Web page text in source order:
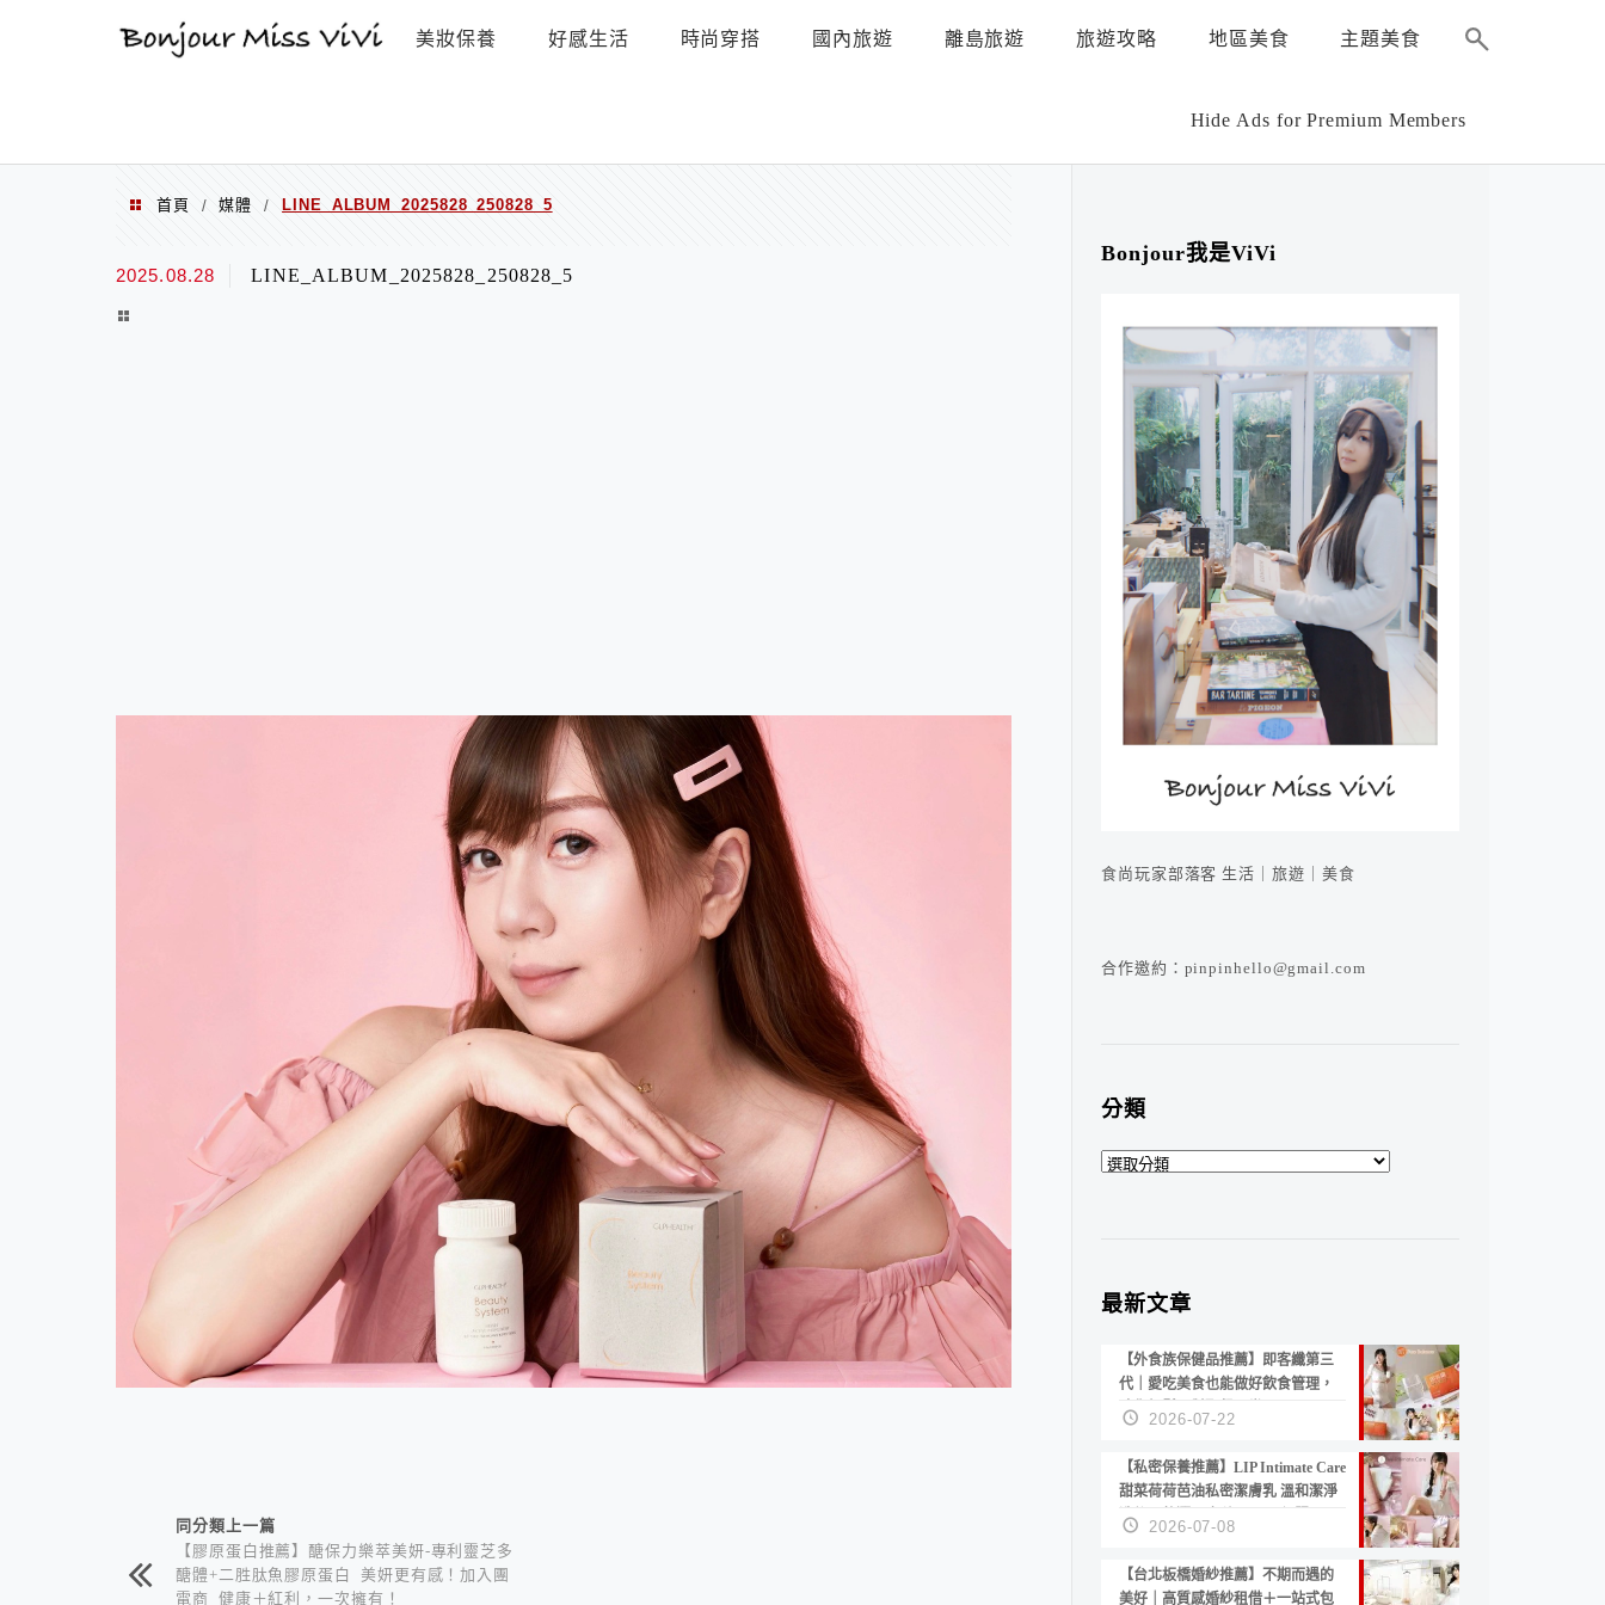
美妝保養 好感生活 時尚穿搭 國內旅遊 離島旅遊 旅遊攻略 地區美食 主題美食
Hide Ads for Premium Members
首頁 / 媒體 / LINE_ALBUM_2025828_250828_5
2025.08.28 LINE_ALBUM_2025828_250828_5
相連文章同分類上一篇
【膠原蛋白推薦】醣保力樂萃美妍-專利靈芝多
醣體+二胜肽魚膠原蛋白 美妍更有感！加入團
電商 健康＋紅利，一次擁有！
Bonjour我是ViVi
食尚玩家部落客 生活｜旅遊｜美食
合作邀約：pinpinhello@gmail.com
分類
分
最新文章
【外食族保健品推薦】即客纖第三
代｜愛吃美食也能做好飲食管理，
陪你輕鬆面對聚餐日常！
2026-07-22
【私密保養推薦】LIP Intimate Care
甜菜荷荷芭油私密潔膚乳 溫和潔淨
洗後不乾澀 不起泡反而更舒服！
2026-07-08
【台北板橋婚紗推薦】不期而遇的
美好｜高質感婚紗租借＋一站式包